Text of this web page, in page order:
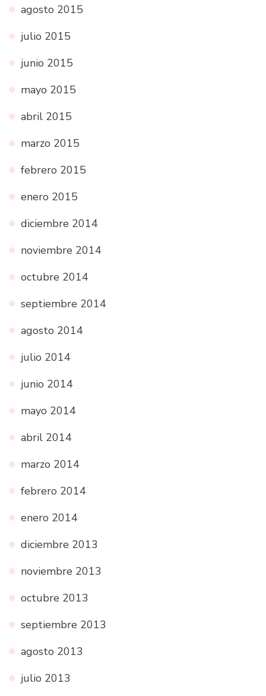
agosto 2015
julio 2015
junio 2015
mayo 2015
abril 2015
marzo 2015
febrero 2015
enero 2015
diciembre 2014
noviembre 2014
octubre 2014
septiembre 2014
agosto 2014
julio 2014
junio 2014
mayo 2014
abril 2014
marzo 2014
febrero 2014
enero 2014
diciembre 2013
noviembre 2013
octubre 2013
septiembre 2013
agosto 2013
julio 2013